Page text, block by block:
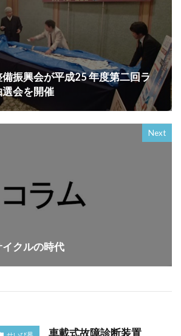
振興会が平成25 年度第二回ラ
会を開催
Next
クルの時代
せいび界
車載式故障診断装置